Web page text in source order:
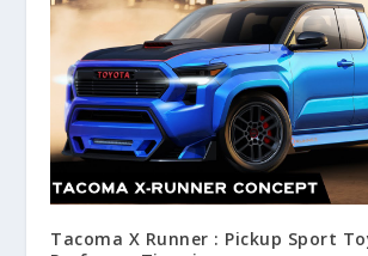
Tacoma X Runner : Pickup Sport